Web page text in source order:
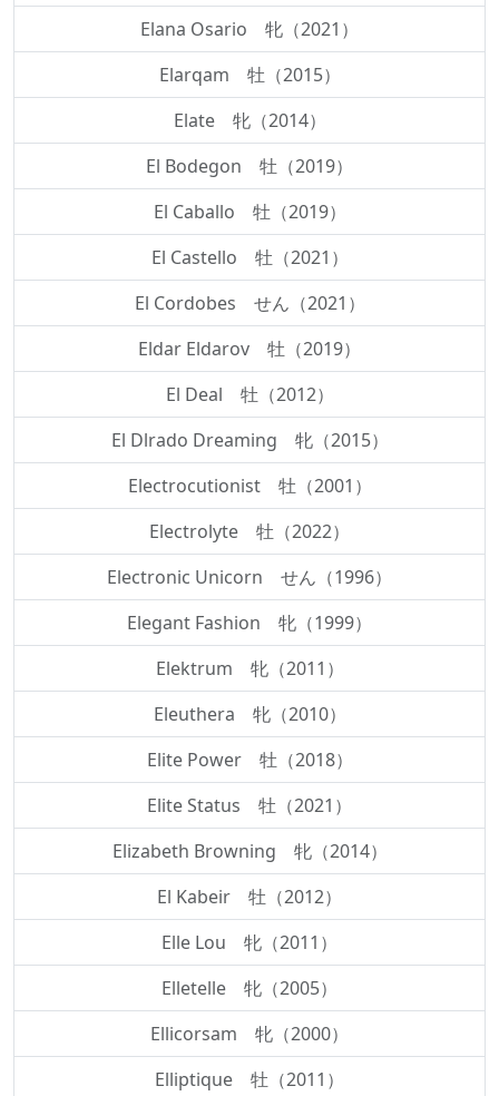
Elana Osario 牝（2021）
Elarqam 牡（2015）
Elate 牝（2014）
El Bodegon 牡（2019）
El Caballo 牡（2019）
El Castello 牡（2021）
El Cordobes せん（2021）
Eldar Eldarov 牡（2019）
El Deal 牡（2012）
El Dlrado Dreaming 牝（2015）
Electrocutionist 牡（2001）
Electrolyte 牡（2022）
Electronic Unicorn せん（1996）
Elegant Fashion 牝（1999）
Elektrum 牝（2011）
Eleuthera 牝（2010）
Elite Power 牡（2018）
Elite Status 牡（2021）
Elizabeth Browning 牝（2014）
El Kabeir 牡（2012）
Elle Lou 牝（2011）
Elletelle 牝（2005）
Ellicorsam 牝（2000）
Elliptique 牡（2011）